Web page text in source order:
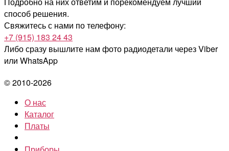
способ решения.
Свяжитесь с нами по телефону:
+7 (915) 183 24 43
Либо сразу вышлите нам фото радиодетали через Viber
или WhatsApp
© 2010-2026
О нас
Каталог
Платы